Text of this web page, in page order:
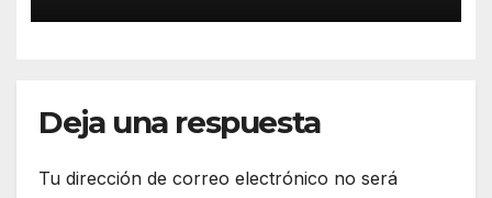
Deja una respuesta
Tu dirección de correo electrónico no será